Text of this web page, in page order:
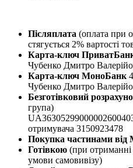
Післяплата (оплата при
стягується 2% вартості
Карта-ключ
Чубенко Дмитро
Карта-ключ МоноБанк
Чубенко Дмитро
Безготівковий
група)
отримувача 3150923478
Покупка частинами від
Готівкою (при отриманні
умови самовивізу)